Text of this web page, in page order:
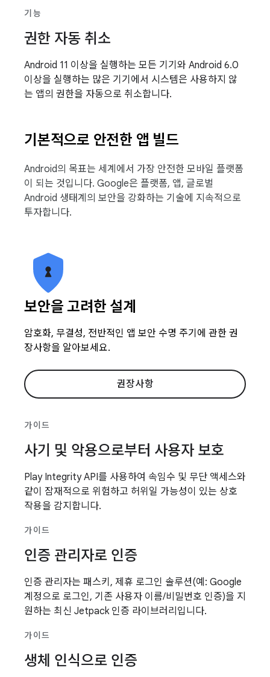
기능
권한 자동 취소
Android 11 이상을 실행하는 모든 기기와 Android 6.0
이상을 실행하는 많은 기기에서 시스템은 사용하지 않
는 앱의 권한을 자동으로 취소합니다.
기본적으로 안전한 앱 빌드
Android의 목표는 세계에서 가장 안전한 모바일 플랫폼
이 되는 것입니다. Google은 플랫폼, 앱, 글로벌
Android 생태계의 보안을 강화하는 기술에 지속적으로
투자합니다.
보안을 고려한 설계
암호화, 무결성, 전반적인 앱 보안 수명 주기에 관한 권
장사항을 알아보세요.
권장사항
가이드
사기 및 악용으로부터 사용자 보호
Play Integrity API를 사용하여 속임수 및 무단 액세스와
같이 잠재적으로 위험하고 허위일 가능성이 있는 상호
작용을 감지합니다.
가이드
인증 관리자로 인증
인증 관리자는 패스키, 제휴 로그인 솔루션(예: Google
계정으로 로그인, 기존 사용자 이름/비밀번호 인증)을 지
원하는 최신 Jetpack 인증 라이브러리입니다.
가이드
생체 인식으로 인증